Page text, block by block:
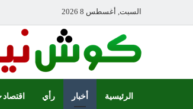
السبت, أغسطس 8 2026
الرئيسية أخبار رأي اقتصاد